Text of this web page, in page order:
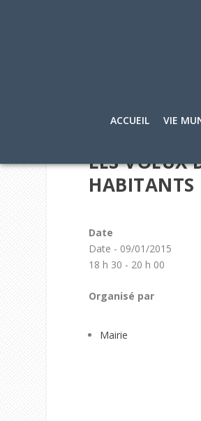
ACCUEIL VIE
LES VOEUX
HABITANTS
Date
Date - 09/01/2015
18 h 30 - 20 h 00
Organisé par
Mairie